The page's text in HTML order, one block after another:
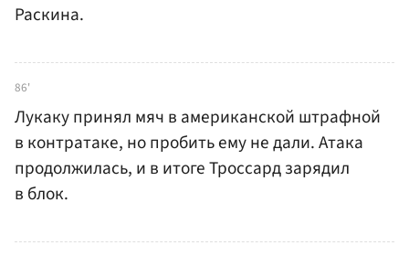
Раскина.
86'
Лукаку принял мяч в американской штрафной
в контратаке, но пробить ему не дали. Атака
продолжилась, и в итоге Троссард зарядил
в блок.